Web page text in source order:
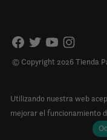
© Copyright 2026 Tienda
Utilizando nuestra web
mejorar el funcionamiento